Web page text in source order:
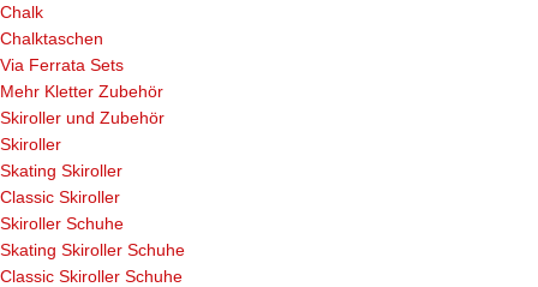
Chalk
Chalktaschen
Via Ferrata Sets
Mehr Kletter Zubehör
Skiroller und Zubehör
Skiroller
Skating Skiroller
Classic Skiroller
Skiroller Schuhe
Skating Skiroller Schuhe
Classic Skiroller Schuhe